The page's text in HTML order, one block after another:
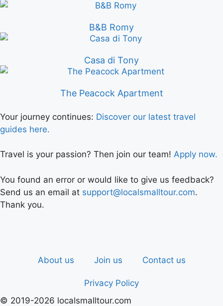
B&B Romy
Casa di Tony
The Peacock Apartment
Your journey continues: Discover our latest travel
guides here.
Travel is your passion? Then join our team! Apply now.
You found an error or would like to give us feedback?
Send us an email at support@localsmalltour.com.
Thank you.
About us Join us Contact us
Privacy Policy
© 2019-2026 localsmalltour.com